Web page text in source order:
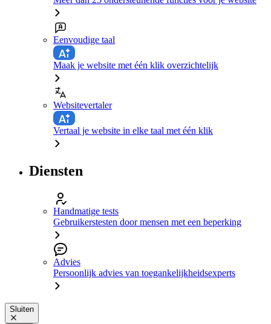
Eenvoudige taal
Maak je website met één klik overzichtelijk
Websitevertaler
Vertaal je website in elke taal met één klik
Diensten
Handmatige tests
Gebruikerstesten door mensen met een beperking
Advies
Persoonlijk advies van toegankelijkheidsexperts
Sluiten